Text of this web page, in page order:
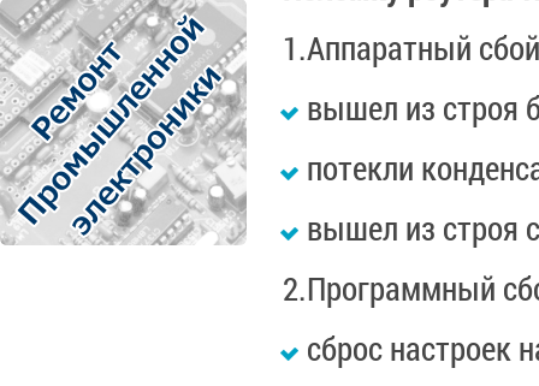
1.Аппаратный сбой
вышел из строя
потекли
вышел из строя
2.Программный
сброс настроек